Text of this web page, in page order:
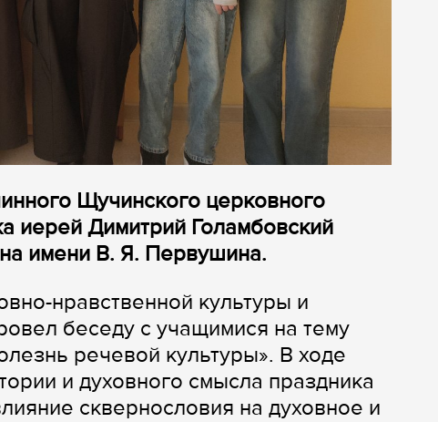
Щучинского церковного
иерей Димитрий Голамбовский
имени В. Я. Первушина.
нравственной культуры и
беседу с учащимися на тему
речевой культуры». В ходе
и духовного смысла праздника
сквернословия на духовное и